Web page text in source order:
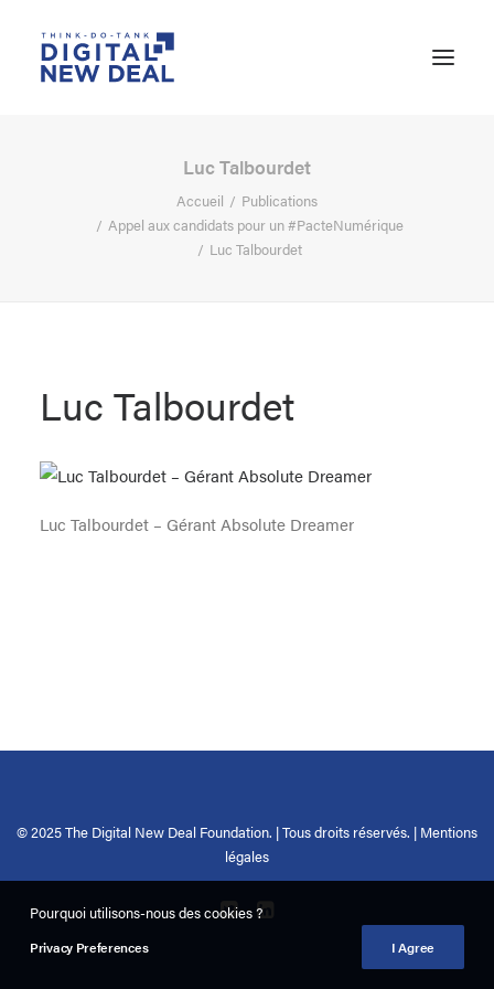
RECHERCHE
Luc Talbourdet
Accueil
Publications
Appel aux candidats pour un #PacteNumérique
Luc Talbourdet
Luc Talbourdet
Luc Talbourdet – Gérant Absolute Dreamer
© 2025 The Digital New Deal Foundation. | Tous droits réservés. | Mentions
légales
Pourquoi utilisons-nous des cookies ?
Privacy Preferences I Agree